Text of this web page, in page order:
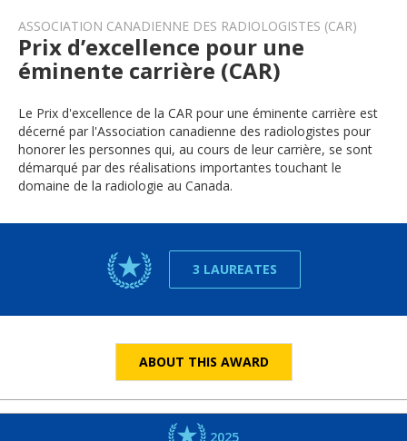
ASSOCIATION CANADIENNE DES RADIOLOGISTES (CAR)
Prix d’excellence pour une
éminente carrière (CAR)
Le Prix d'excellence de la CAR pour une éminente carrière est
décerné par l'Association canadienne des radiologistes pour
honorer les personnes qui, au cours de leur carrière, se sont
démarqué par des réalisations importantes touchant le
domaine de la radiologie au Canada.
3 LAUREATES
ABOUT THIS AWARD
2025